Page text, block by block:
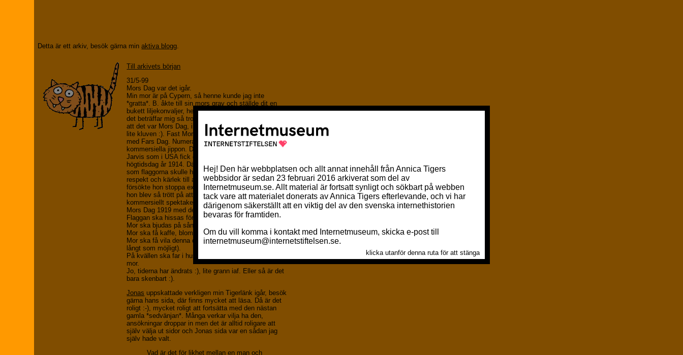
Detta är ett arkiv, besök gärna minaktiva blogg.
Till arkivets början
31/5-99
Mors Dag var det igår.
Min mor är på Cypern, så henne kunde jag inte
*gratta*. B. åkte till sin mors grav och ställde dit en
bukett liljekonvaljer, hennes favoritblomma och vad
det beträffar mig så tror jag inte ens Carina tänkte på
att det var Mors Dag, i den bemärkelsen är hon säkert
lite kluven :). Fast Mors Dag har urartat, samma sak
med Fars Dag. Numera är det bara en av många
kommersiella jippon. Det var en kvinna vid namn Anna
Jarvis som i USA fick denna dag att bli en nationell
högtidsdag år 1914. Där var det andra söndagen i maj
som flaggorna skulle hissas som en symbol för
respekt och kärlek till alla mödrar. Men _redan_ 1923
försökte hon stoppa exploateringen av denna dag :),
hon blev så trött på att Mors Dag förvandlats till ett
kommersiellt spektakel (redan då). I Sverige infördes
Mors Dag 1919 med detta mål:
Flaggan ska hissas för mor.
Mor ska bjudas på sång av barnen vid sängen.
Mor ska få kaffe, blommor och en liten gåva.
Mor ska få vila denna dag från sitt hushållsarbete (så
långt som möjligt).
På kvällen ska far i huset hålla en liten högtidlighet för
mor.
Jo, tiderna har ändrats :), lite grann iaf. Eller så är det
bara skenbart :).
Jonas uppskattade verkligen min Tigerlänk igår, besök
gärna hans sida, där finns mycket att läsa. Då är det
roligt :-), mycket roligt att fortsätta med den nästan
gamla *sedvänjan*. Många verkar vilja ha den,
ansökningar droppar in men det är alltid roligare att
själv välja ut sidor och Jonas sida var en sådan jag
själv hade valt.
Vad är det för likhet mellan en man och